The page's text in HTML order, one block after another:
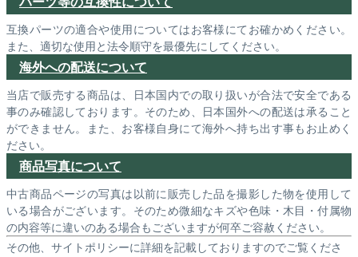
互換パーツの適合や使用についてはお客様にてお確かめください。
また、適切な使用と法令順守を最優先にしてください。
海外への配送について
当店で販売する商品は、日本国内での取り扱いが合法で安全である
事のみ確認しております。そのため、日本国外への配送は承ること
ができません。また、お客様自身にて海外へ持ち出す事もお止めく
ださい。
商品写真について
中古商品ページの写真は以前に販売した品を撮影した物を使用して
いる場合がございます。そのため微細なキズや色味・木目・付属物
の内容等に違いのある場合もございますが何卒ご容赦ください。
その他、サイトポリシーに詳細を記載しておりますのでご覧くださ